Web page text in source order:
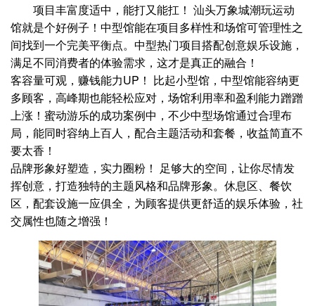
项目丰富度适中，能打又能扛！ 汕头万象城潮玩运动
馆就是个好例子！中型馆能在项目多样性和场馆可管理性之
间找到一个完美平衡点。中型热门项目搭配创意娱乐设施，
满足不同消费者的体验需求，这才是真正的融合！
客容量可观，赚钱能力UP！ 比起小型馆，中型馆能容纳更
多顾客，高峰期也能轻松应对，场馆利用率和盈利能力蹭蹭
上涨！蜜动游乐的成功案例中，不少中型场馆通过合理布
局，能同时容纳上百人，配合主题活动和套餐，收益简直不
要太香！
品牌形象好塑造，实力圈粉！ 足够大的空间，让你尽情发
挥创意，打造独特的主题风格和品牌形象。休息区、餐饮
区，配套设施一应俱全，为顾客提供更舒适的娱乐体验，社
交属性也随之增强！